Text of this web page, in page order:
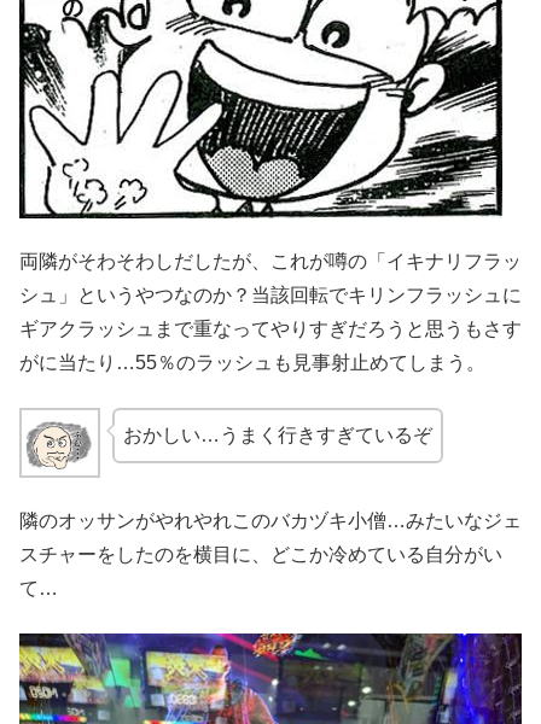
両隣がそわそわしだしたが、これが噂の「イキナリフラッ
シュ」というやつなのか？当該回転でキリンフラッシュに
ギアクラッシュまで重なってやりすぎだろうと思うもさす
がに当たり…55％のラッシュも見事射止めてしまう。
おかしい…うまく行きすぎているぞ
隣のオッサンがやれやれこのバカヅキ小僧…みたいなジェ
スチャーをしたのを横目に、どこか冷めている自分がい
て…